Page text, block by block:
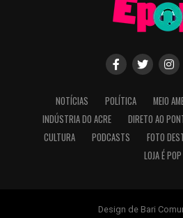
NOTÍCIAS POLÍTICA MEIO
INDÚSTRIA DO ACRE
DIRETO AO
CULTURA
PODCASTS FOTO
LOJA É POP
Design de Bari